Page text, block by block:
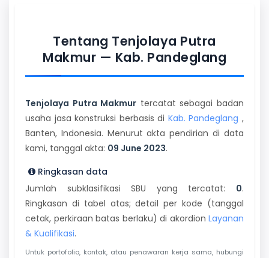
Tentang Tenjolaya Putra
Makmur — Kab. Pandeglang
Tenjolaya Putra Makmur tercatat sebagai badan
usaha jasa konstruksi berbasis di Kab. Pandeglang ,
Banten, Indonesia. Menurut akta pendirian di data
kami, tanggal akta: 09 June 2023.
Ringkasan data
Jumlah subklasifikasi SBU yang tercatat: 0.
Ringkasan di tabel atas; detail per kode (tanggal
cetak, perkiraan batas berlaku) di akordion Layanan
& Kualifikasi.
Untuk portofolio, kontak, atau penawaran kerja sama, hubungi